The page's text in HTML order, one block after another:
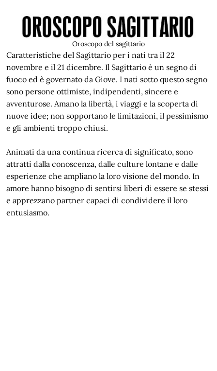
Oroscopo del sagittario
Caratteristiche del Sagittario per i nati tra il 22
novembre e il 21 dicembre. Il Sagittario è un segno di
fuoco ed è governato da Giove. I nati sotto questo segno
sono persone ottimiste, indipendenti, sincere e
avventurose. Amano la libertà, i viaggi e la scoperta di
nuove idee; non sopportano le limitazioni, il pessimismo
e gli ambienti troppo chiusi.
Animati da una continua ricerca di significato, sono
attratti dalla conoscenza, dalle culture lontane e dalle
esperienze che ampliano la loro visione del mondo. In
amore hanno bisogno di sentirsi liberi di essere se stessi
e apprezzano partner capaci di condividere il loro
entusiasmo.